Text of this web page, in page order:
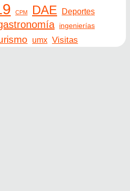
CPM DAE Deportes
ingenierías
umx Visitas